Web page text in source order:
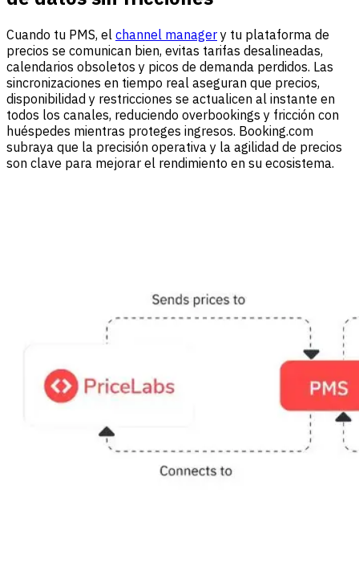
Cuando tu PMS, el channel manager y tu plataforma de
precios se comunican bien, evitas tarifas desalineadas,
calendarios obsoletos y picos de demanda perdidos. Las
sincronizaciones en tiempo real aseguran que precios,
disponibilidad y restricciones se actualicen al instante en
todos los canales, reduciendo overbookings y fricción con
huéspedes mientras proteges ingresos. Booking.com
subraya que la precisión operativa y la agilidad de precios
son clave para mejorar el rendimiento en su ecosistema.